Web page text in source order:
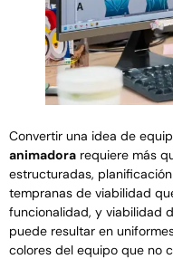
Convertir una idea de
animadora requiere más
estructuradas,
tempranas de viabilidad
funcionalidad, y viabilidad
puede resultar en
colores del equipo que no